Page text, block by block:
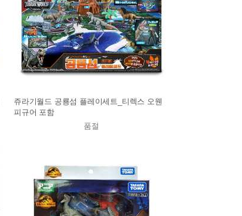
쥬라기월드 공룡섬 플레이세트_티렉스 오웬
피규어 포함
품절